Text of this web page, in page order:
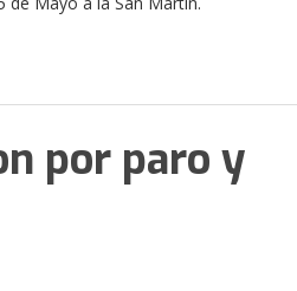
por paro y